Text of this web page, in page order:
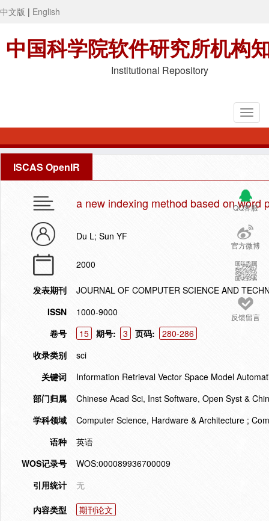
中文版 | English
中国科学院软件研究所机构
Institutional Repository
ISCAS OpenIR
QQ客服
官方微博
反馈留言
a new indexing method based on word
Du L; Sun YF
2000
发表期刊
JOURNAL OF COMPUTER SCIENCE AND
ISSN
1000-9000
卷号
15 期号: 3 页码:
280-286
收录类别
sci
关键词
Information Retrieval Vector Space Model
部门归属
Chinese Acad Sci, Inst Software, Open Syst &
学科领域
Computer Science, Hardware & Architecture ;
语种
英语
WOS记录号
WOS:000089936700009
引用统计
无
内容类型
期刊论文